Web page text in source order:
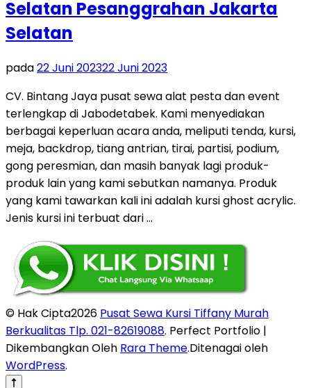
Selatan Pesanggrahan Jakarta
Selatan
pada22 Juni 202322 Juni 2023
CV. Bintang Jaya pusat sewa alat pesta dan event
terlengkap di Jabodetabek. Kami menyediakan
berbagai keperluan acara anda, meliputi tenda, kursi,
meja, backdrop, tiang antrian, tirai, partisi, podium,
gong peresmian, dan masih banyak lagi produk-
produk lain yang kami sebutkan namanya. Produk
yang kami tawarkan kali ini adalah kursi ghost acrylic.
Jenis kursi ini terbuat dari …
© Hak Cipta2026 Pusat Sewa Kursi Tiffany Murah
Berkualitas Tlp. 021-82619088. Perfect Portfolio |
Dikembangkan Oleh Rara Theme.Ditenagai oleh
WordPress.